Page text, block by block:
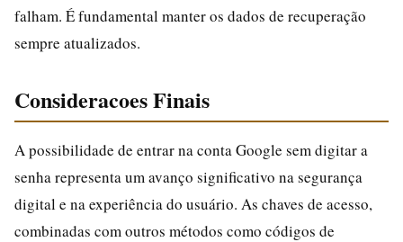
falham. É fundamental manter os dados de recuperação
sempre atualizados.
Consideracoes Finais
A possibilidade de entrar na conta Google sem digitar a
senha representa um avanço significativo na segurança
digital e na experiência do usuário. As chaves de acesso,
combinadas com outros métodos como códigos de